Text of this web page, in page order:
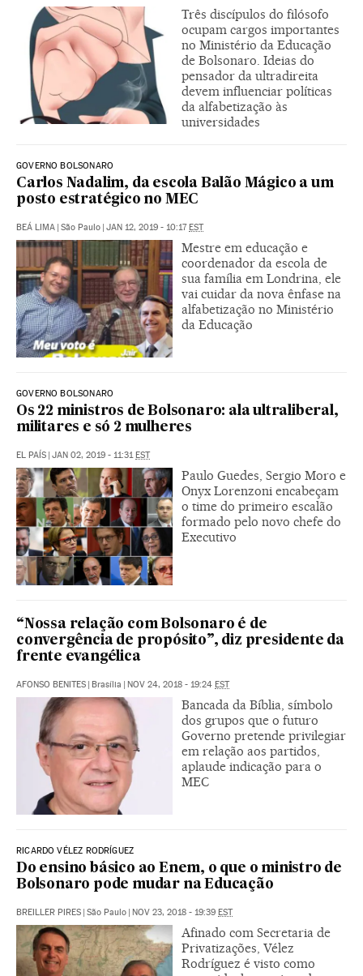
Três discípulos do filósofo
ocupam cargos importantes
no Ministério da Educação
de Bolsonaro. Ideias do
pensador da ultradireita
devem influenciar políticas
da alfabetização às
universidades
GOVERNO BOLSONARO
Carlos Nadalim, da escola Balão Mágico a um
posto estratégico no MEC
BEÁ LIMA | São Paulo | JAN 12, 2019 - 10:17EST
Mestre em educação e
coordenador da escola de
sua família em Londrina, ele
vai cuidar da nova ênfase na
alfabetização no Ministério
da Educação
GOVERNO BOLSONARO
Os 22 ministros de Bolsonaro: ala ultraliberal,
militares e só 2 mulheres
EL PAÍS | JAN 02, 2019 - 11:31EST
Paulo Guedes, Sergio Moro e
Onyx Lorenzoni encabeçam
o time do primeiro escalão
formado pelo novo chefe do
Executivo
“Nossa relação com Bolsonaro é de
convergência de propósito”, diz presidente da
frente evangélica
AFONSO BENITES | Brasília | NOV 24, 2018 - 19:24 EST
Bancada da Bíblia, símbolo
dos grupos que o futuro
Governo pretende privilegiar
em relação aos partidos,
aplaude indicação para o
MEC
RICARDO VÉLEZ RODRÍGUEZ
Do ensino básico ao Enem, o que o ministro de
Bolsonaro pode mudar na Educação
BREILLER PIRES | São Paulo | NOV 23, 2018 - 19:39 EST
Afinado com Secretaria de
Privatizações, Vélez
Rodríguez é visto como